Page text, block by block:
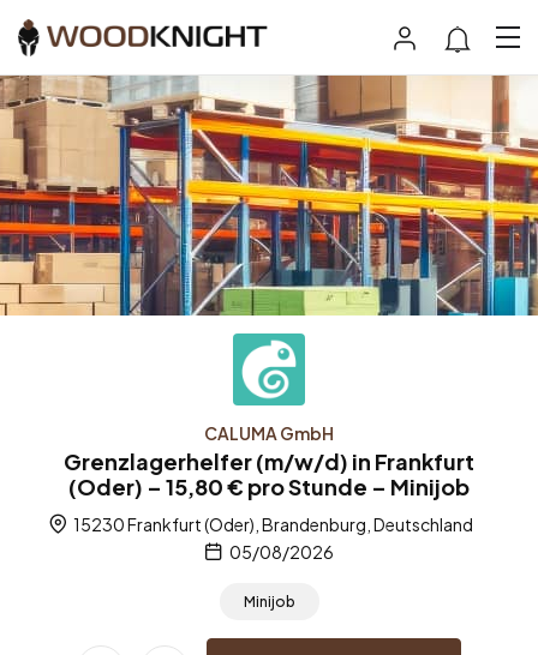
CALUMA GmbH
Grenzlagerhelfer (m/w/d) in Frankfurt
(Oder) – 15,80 € pro Stunde – Minijob
15230 Frankfurt (Oder), Brandenburg, Deutschland
05/08/2026
Minijob